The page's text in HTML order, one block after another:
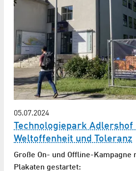
05.07.2024
Technologiepark Adlershof
Weltoffenheit und Toleranz
Große On- und Offline-Kampagne
Plakaten gestartet: